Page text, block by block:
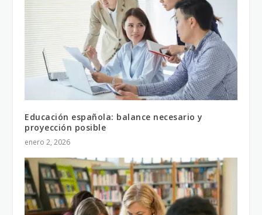
Educación española: balance necesario y
proyección posible
enero 2, 2026